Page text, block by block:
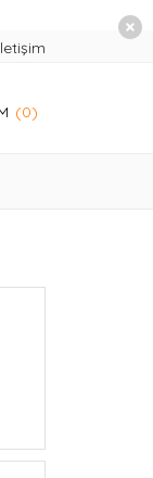
(0)